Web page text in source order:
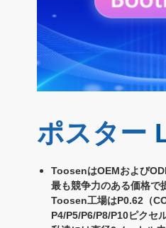
ポスター
ToosenはOEMおよび
最も競争力のある価格で
Toosen工場はP0.62（
P4/P5/P6/P8/P10ピクセ